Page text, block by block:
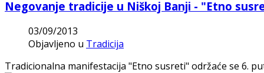
Negovanje tradicije u Niškoj Banji - "Etno
03/09/2013
Objavljeno u Tradicija
Tradicionalna manifestacija "Etno susreti" održaće se 6.